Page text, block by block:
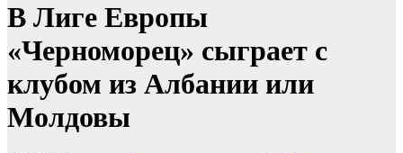
В Лиге Европы
«Черноморец» сыграет с
клубом из Албании или
Молдовы